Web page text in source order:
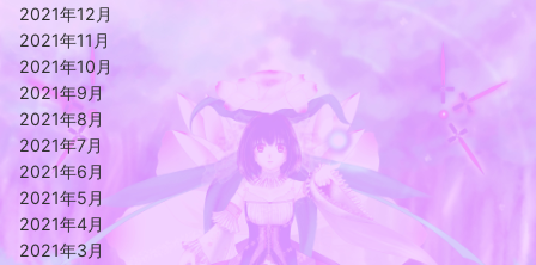
2021年12月
2021年11月
2021年10月
2021年9月
2021年8月
2021年7月
2021年6月
2021年5月
2021年4月
2021年3月